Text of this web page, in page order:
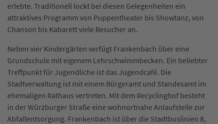
erlebte. Traditionell lockt bei diesen Gelegenheiten ein
attraktives Programm von Puppentheater bis Showtanz, von
Chanson bis Kabarett viele Besucher an.
Neben vier Kindergärten verfügt Frankenbach über eine
Grundschule mit eigenem Lehrschwimmbecken. Ein beliebter
Treffpunkt für Jugendliche ist das Jugendcafé. Die
Stadtverwaltung ist mit einem Bürgeramt und Standesamt im
ehemaligen Rathaus vertreten. Mit dem Recyclinghof besteht
in der Würzburger Straße eine wohnortnahe Anlaufstelle zur
Abfallentsorgung. Frankenbach ist über die Stadtbuslinien 8,